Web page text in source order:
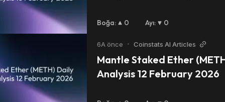
Boğa: 0 Ayı: 0
6A önce • Coinstats AI Articles
Mantle Staked Ether
Analysis 12 February 2026